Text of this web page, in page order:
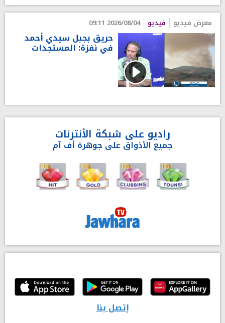
معرض فيديو فيديو 2026/08/04 09:11
حريق بجبل سيدي أحمد
في نفزة: المستجدات
راديو على شبكة الأنترنات
جميع الأذواق على جوهرة أف آم
إتصل بنا